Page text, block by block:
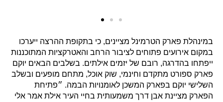
במינהלת פארק הטרמינל מציינים, כי בתקופת ההרצה ייערכו
במקום אירועים פתוחים לציבור הרחב והאטרקציות המתוכננות
ייפתחו בהדרגה, רובם של יזמים אילתים. בשלבים הבאים יוקם
פארק ספורט מתקדם וחינמי, שוק אוכל, מתחם מופעים ובשלב
השלישי יוקם בפארק המשכן לאומנויות הבמה. ״פתיחת
הפארק מציינת אבן דרך משמעותית בחיי העיר אילת אמר אלי